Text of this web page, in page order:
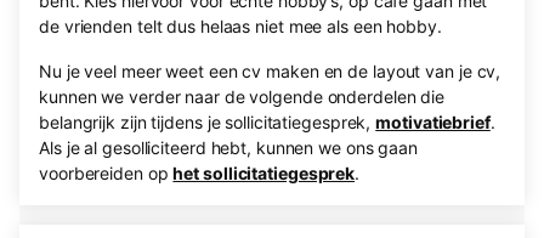
de vrienden telt dus helaas niet mee als een hobby.
Nu je veel meer weet een cv maken en de layout van je cv,
kunnen we verder naar de volgende onderdelen die
belangrijk zijn tijdens je sollicitatiegesprek,motivatiebrief.
Als je al gesolliciteerd hebt, kunnen we ons gaan
voorbereiden ophet sollicitatiegesprek.